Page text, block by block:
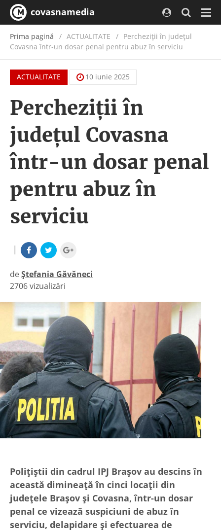
covasnamedia
Prima pagină ACTUALITATE / Percheziții în județul
Covasna într-un dosar penal pentru abuz în serviciu
ACTUALITATE 10 iunie 2025
Percheziții în
județul Covasna
într-un dosar penal
pentru abuz în
serviciu
|
deȘtefania Găvăneci
|
2706 vizualizări
Polițiștii din cadrul IPJ Brașov au descins în
această dimineață în cinci locații din
județele Brașov și Covasna, într-un dosar
penal ce vizează suspiciuni de abuz în
serviciu, delapidare și efectuarea de